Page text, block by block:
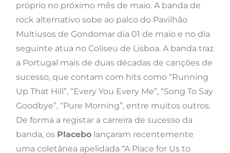
próprio no próximo mês de maio. A banda de
rock alternativo sobe ao palco do Pavilhão
Multiusos de Gondomar dia 01 de maio e no dia
seguinte atua no Coliseu de Lisboa. A banda traz
a Portugal mais de duas décadas de canções de
sucesso, que contam com hits como “Running
Up That Hill”, “Every You Every Me”, “Song To Say
Goodbye”, “Pure Morning”, entre muitos outros.
De forma a registar a carreira de sucesso da
banda, os Placebo lançaram recentemente
uma coletânea apelidada “A Place for Us to